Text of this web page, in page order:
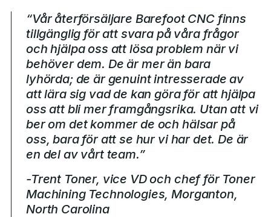
“Vår återförsäljare Barefoot CNC finns
tillgänglig för att svara på våra frågor
och hjälpa oss att lösa problem när vi
behöver dem. De är mer än bara
lyhörda; de är genuint intresserade av
att lära sig vad de kan göra för att hjälpa
oss att bli mer framgångsrika. Utan att vi
ber om det kommer de och hälsar på
oss, bara för att se hur vi har det. De är
en del av vårt team.”
-Trent Toner, vice VD och chef för Toner
Machining Technologies, Morganton,
North Carolina